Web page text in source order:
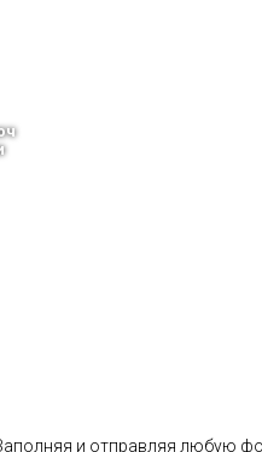
и отправляя любую